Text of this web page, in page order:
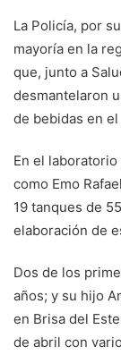
La Policía, por
mayoría en la
que, junto a
desmantelaron
de bebidas en
En el
como Emo
19 tanques de
elaboración de
Dos de los
años; y su hijo
en Brisa del
de abril con